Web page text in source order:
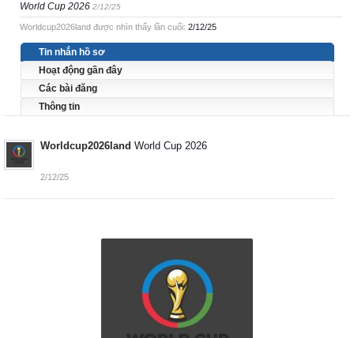
World Cup 2026 2/12/25
Worldcup2026land được nhìn thấy lần cuối: 2/12/25
Tin nhắn hồ sơ
Hoạt động gần đây
Các bài đăng
Thông tin
Worldcup2026land World Cup 2026
2/12/25